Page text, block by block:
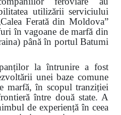
utilizării serviciului
Ferată din Moldova”
în vagoane de marfă din
până în portul Batumi
la întrunire a fost
unei baze comune
marfă, în scopul tranziției
între două state. A
de experiență în ceea